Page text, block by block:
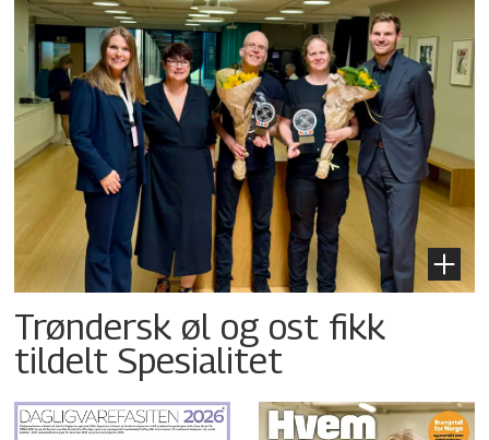
Trøndersk øl og ost fikk
tildelt Spesialitet